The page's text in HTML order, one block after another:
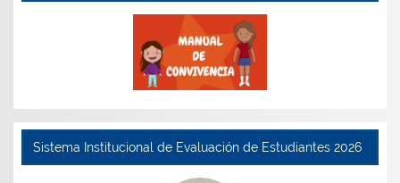
Sistema Institucional de Evaluación de Estudiantes 2026